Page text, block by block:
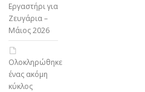
Εργαστήρι για
Ζευγάρια –
Μάιος 2026
Ολοκληρώθηκε
ένας ακόμη
κύκλος